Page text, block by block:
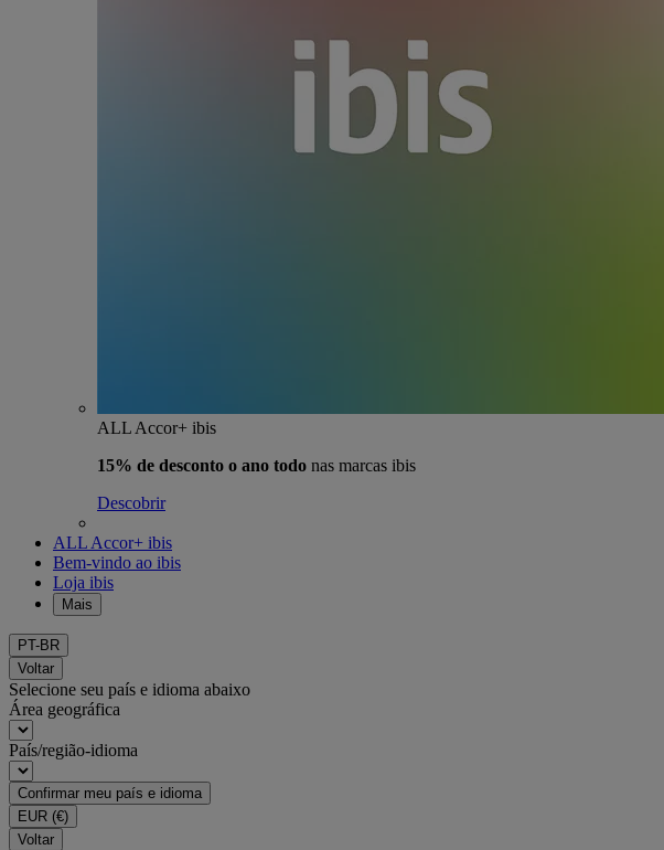
ALL Accor+ ibis
15% de desconto o ano todo nas marcas ibis
Descobrir
ALL Accor+ ibis
Bem-vindo ao ibis
Loja ibis
Mais
PT-BR
Voltar
Selecione seu país e idioma abaixo
Área geográfica
País/região-idioma
Confirmar meu país e idioma
EUR (€)
Voltar